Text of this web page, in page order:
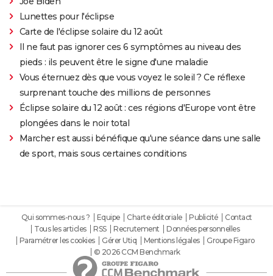
Lunettes pour l'éclipse
Carte de l'éclipse solaire du 12 août
Il ne faut pas ignorer ces 6 symptômes au niveau des
pieds : ils peuvent être le signe d'une maladie
Vous éternuez dès que vous voyez le soleil ? Ce réflexe
surprenant touche des millions de personnes
Éclipse solaire du 12 août : ces régions d'Europe vont être
plongées dans le noir total
Marcher est aussi bénéfique qu'une séance dans une salle
de sport, mais sous certaines conditions
Qui sommes-nous ? Equipe Charte éditoriale Publicité
Contact
Tous les articles
RSS Recrutement
Données personnelles
Paramétrer les cookies
Gérer Utiq Mentions légales
Groupe Figaro
© 2026 CCM Benchmark